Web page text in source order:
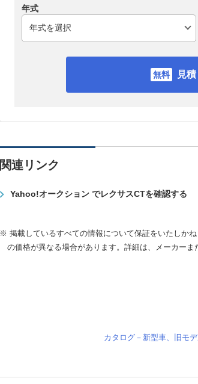
年式
見
関連リンク
Yahoo!オークション でレクサスCTを確認する
※ 掲載しているすべての情報について保証をいたしか
の価格が異なる場合があります。詳細は、メーカーま
カタログ－新型車、旧モ